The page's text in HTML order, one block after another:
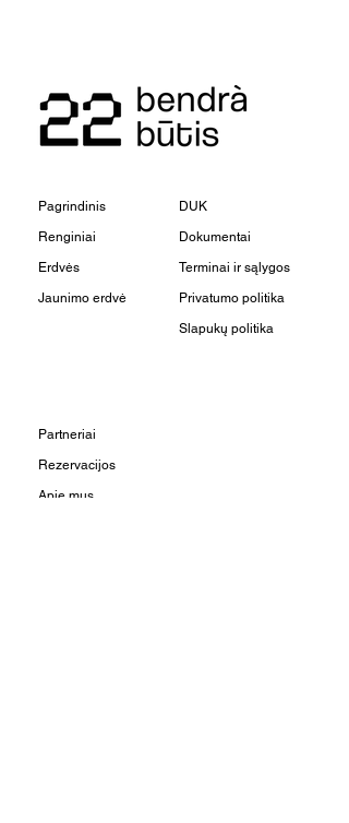
Pagrindinis
Renginiai
Erdvės
Jaunimo erdvė
DUK
Dokumentai
Terminai ir sąlygos
Privatumo politika
Slapukų politika
Partneriai
Rezervacijos
Apie mus